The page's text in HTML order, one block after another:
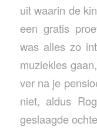
uit waarin de
een gratis
was alles zo
muziekles
ver na je
niet, aldus
geslaagde